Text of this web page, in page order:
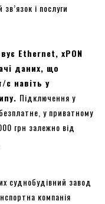
і послуги
Ethernet, xPON
даних, що
с навіть у
Підключення у
у приватному
грн залежно від
суднобудівний завод
компанія